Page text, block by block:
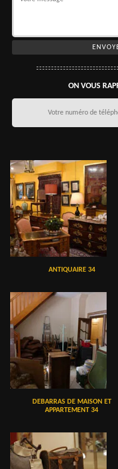
ON VOUS
ANTIQUAIRE 34
DEBARRAS DE MAISON ET
APPARTEMENT 34